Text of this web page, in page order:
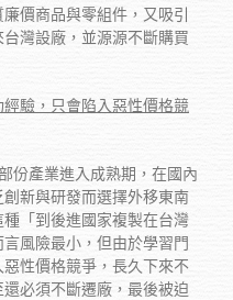
價商品與零組件，又吸引
灣設廠，並源源不斷購買
驗，只會陷入惡性價格競
產業進入成熟期，在國內
新與研發而選擇外移東南
「到後進國家複製在台灣
風險最小，但由於學習門
性價格競爭，長久下來不
必須不斷遷廠，最後被迫